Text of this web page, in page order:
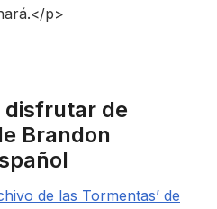
p>
disfrutar de
Brandon
de las Tormentas’ de